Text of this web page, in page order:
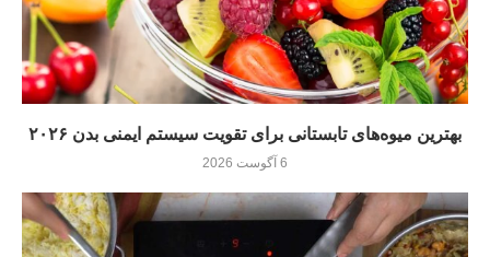
بهترین میوه‌های تابستانی برای تقویت سیستم ایمنی بدن ۲۰۲۶
6 آگوست 2026